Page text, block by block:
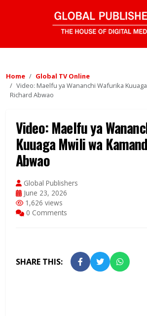
Home
Global TV Online
Video: Maelfu ya Wananchi Wafurika
Richard Abwao
Video: Maelfu ya
Kuuaga Mwili wa
Abwao
Global Publishers
June 23, 2026
1,626 views
0 Comments
SHARE THIS: